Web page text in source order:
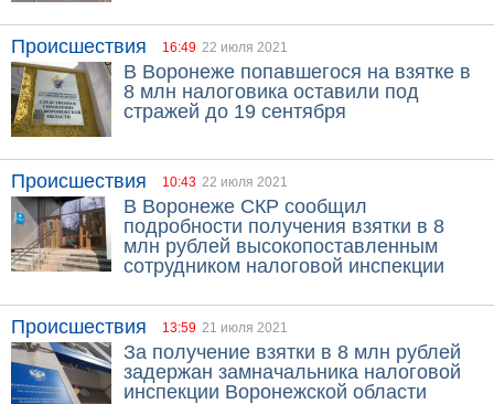
Происшествия 16:49 22 июля 2021
В Воронеже попавшегося на взятке в
8 млн налоговика оставили под
стражей до 19 сентября
Происшествия 10:43 22 июля 2021
В Воронеже СКР сообщил
подробности получения взятки в 8
млн рублей высокопоставленным
сотрудником налоговой инспекции
Происшествия 13:59 21 июля 2021
За получение взятки в 8 млн рублей
задержан замначальника налоговой
инспекции Воронежской области